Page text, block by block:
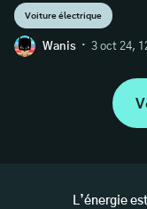
Voiture électrique
Wanis · 3 oct 24,
L’énergie